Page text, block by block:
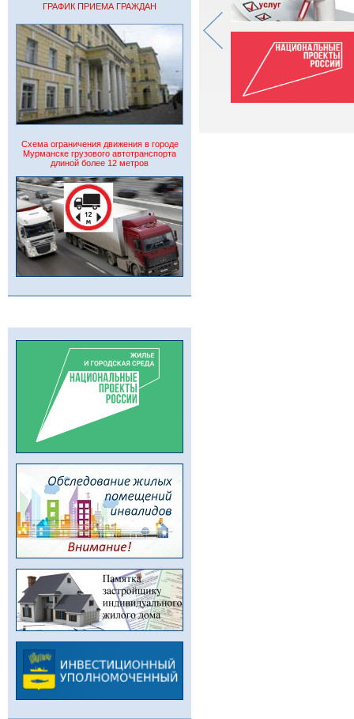
ГРАФИК ПРИЕМА ГРАЖДАН
Схема ограничения движения в городе
Мурманске грузового автотранспорта
длиной более 12 метров